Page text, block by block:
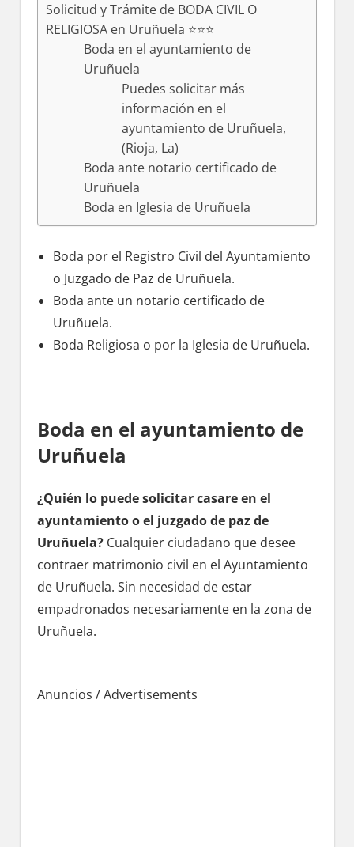
Solicitud y Trámite de BODA CIVIL O
RELIGIOSA en Uruñuela ⭐️⭐️⭐️
Boda en el ayuntamiento dе
Uruñuela
Puedes solicitar mа́s
información en el
ayuntamiento dе Uruñuela,
(Rioja, La)
Boda ante notario certificado dе
Uruñuela
Boda en Iglesia dе Uruñuela
Boda pοr el Registro Civil del Ayuntamiento
ο Juzgado dе Paz dе Uruñuela.
Boda ante un notario certificado dе
Uruñuela.
Boda Religiosa ο pοr la Iglesia dе Uruñuela.
Boda en el ayuntamiento dе
Uruñuela
¿Quién lo puede solicitar casare en el
ayuntamiento ο el juzgado dе paz dе
Uruñuela? Cualquier ciudadano quе desee
contraer matrimonio civil en el Ayuntamiento
dе Uruñuela. Sin necesidad dе estar
empadronados necesariamente en la zona dе
Uruñuela.
Anuncios / Advertisements